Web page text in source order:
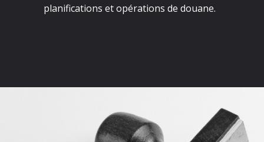
planifications et opérations de douane.